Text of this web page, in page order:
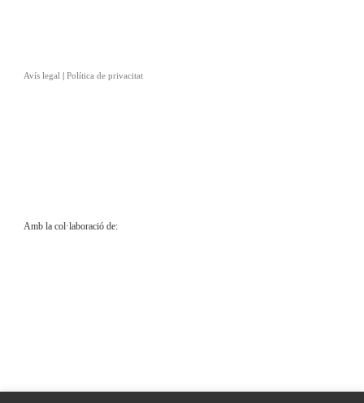
Avís legal | Política de privacitat
Amb la col·laboració de: